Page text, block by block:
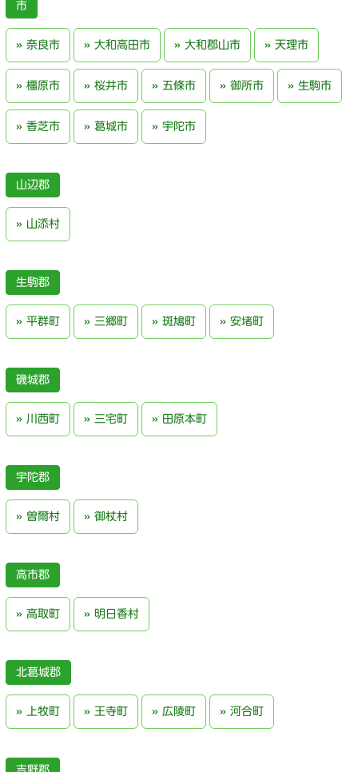
奈良市 大和高田市 大和郡山市 天理市
橿原市 桜井市 五條市 御所市 生駒市
香芝市 葛城市 宇陀市
山辺郡
山添村
生駒郡
平群町 三郷町 斑鳩町 安堵町
磯城郡
川西町 三宅町 田原本町
宇陀郡
曽爾村 御杖村
高市郡
高取町 明日香村
北葛城郡
上牧町 王寺町 広陵町 河合町
吉野郡